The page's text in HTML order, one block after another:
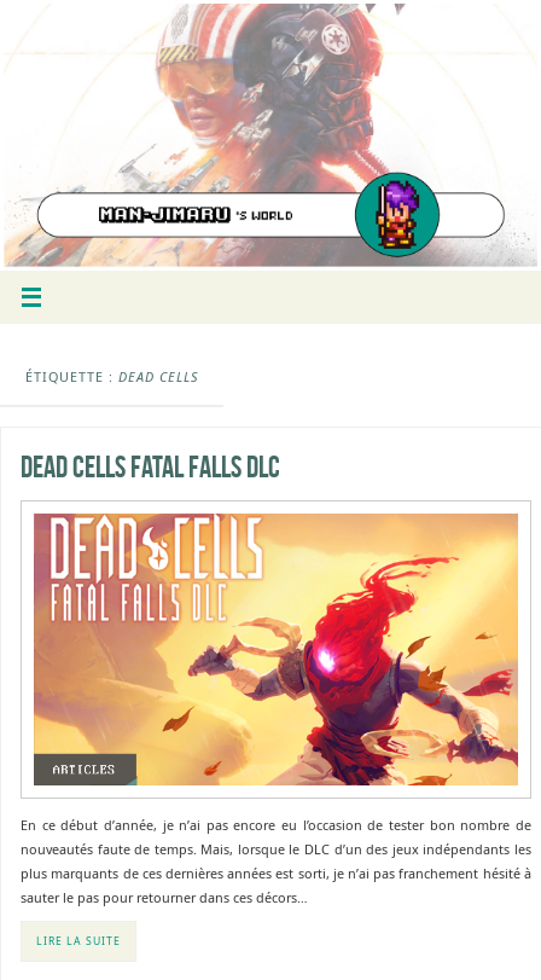
ÉTIQUETTE : DEAD CELLS
Dead Cells Fatal Falls DLC
En ce début d’année, je n’ai pas encore eu l’occasion de tester bon nombre de
nouveautés faute de temps. Mais, lorsque le DLC d’un des jeux indépendants les
plus marquants de ces dernières années est sorti, je n’ai pas franchement hésité à
sauter le pas pour retourner dans ces décors…
LIRE LA SUITE